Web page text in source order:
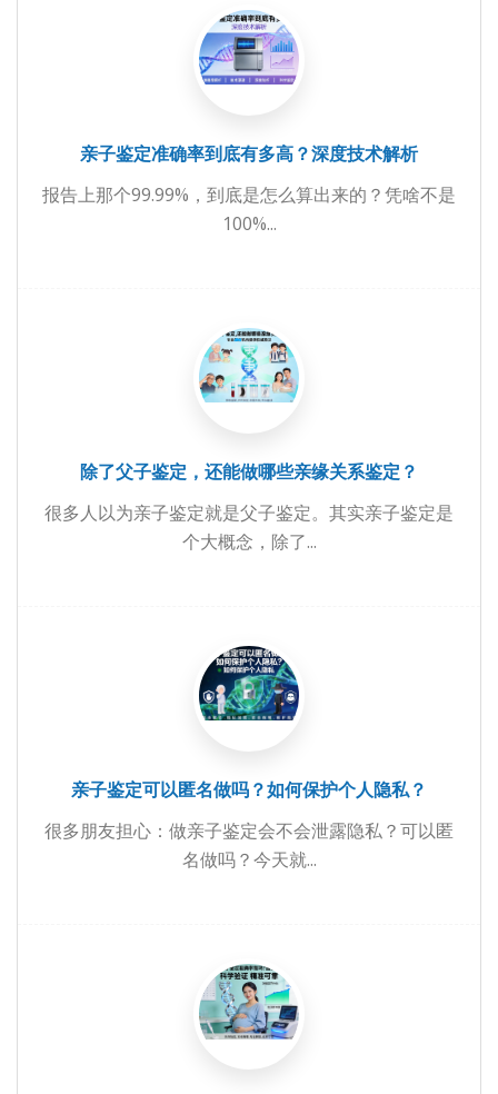
亲子鉴定准确率到底有多高？深度技术解析
报告上那个99.99%，到底是怎么算出来的？凭啥不是
100%...
除了父子鉴定，还能做哪些亲缘关系鉴定？
很多人以为亲子鉴定就是父子鉴定。其实亲子鉴定是
个大概念，除了...
亲子鉴定可以匿名做吗？如何保护个人隐私？
很多朋友担心：做亲子鉴定会不会泄露隐私？可以匿
名做吗？今天就...